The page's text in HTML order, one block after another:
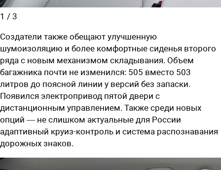
1 / 3
Создатели также обещают улучшенную
шумоизоляцию и более комфортные сиденья второго
ряда с новым механизмом складывания. Объем
багажника почти не изменился: 505 вместо 503
литров до поясной линии у версий без запаски.
Появился электропривод пятой двери с
дистанционным управлением. Также среди новых
опций — не слишком актуальные для России
адаптивный круиз-контроль и система распознавания
дорожных знаков.